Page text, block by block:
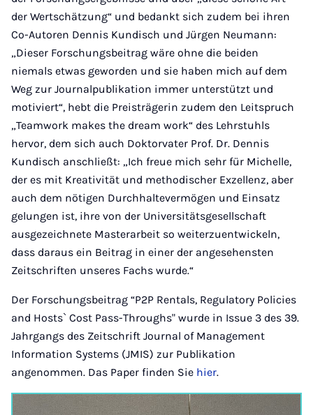
der Wertschätzung“ und bedankt sich zudem bei ihren
Co-Autoren Dennis Kundisch und Jürgen Neumann:
„Dieser Forschungsbeitrag wäre ohne die beiden
niemals etwas geworden und sie haben mich auf dem
Weg zur Journalpublikation immer unterstützt und
motiviert“, hebt die Preisträgerin zudem den Leitspruch
„Teamwork makes the dream work“ des Lehrstuhls
hervor, dem sich auch Doktorvater Prof. Dr. Dennis
Kundisch anschließt: „Ich freue mich sehr für Michelle,
der es mit Kreativität und methodischer Exzellenz, aber
auch dem nötigen Durchhaltevermögen und Einsatz
gelungen ist, ihre von der Universitätsgesellschaft
ausgezeichnete Masterarbeit so weiterzuentwickeln,
dass daraus ein Beitrag in einer der angesehensten
Zeitschriften unseres Fachs wurde.“
Der Forschungsbeitrag “P2P Rentals, Regulatory Policies
and Hosts` Cost Pass-Throughs" wurde in Issue 3 des 39.
Jahrgangs des Zeitschrift Journal of Management
Information Systems (JMIS) zur Publikation
angenommen. Das Paper finden Sie hier.